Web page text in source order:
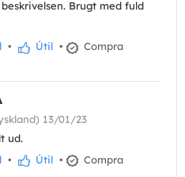
Brugt med fuld
• Útil •
Compra
13/01/23
ud.
• Útil •
Compra